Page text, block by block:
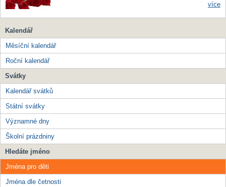
více
Kalendář
Měsíční kalendář
Roční kalendář
Svátky
Kalendář svátků
Státní svátky
Významné dny
Školní prázdniny
Hledáte jméno
Jména pro děti
Jména dle četnosti